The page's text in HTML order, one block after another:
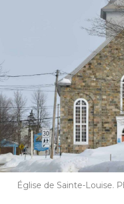
Église de Sainte-Louise.